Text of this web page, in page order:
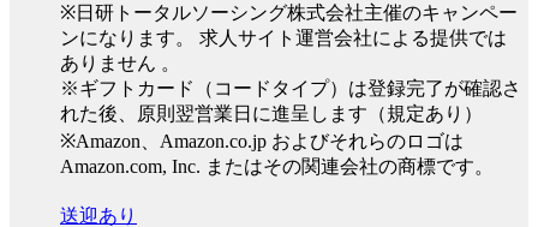
※日研トータルソーシング株式会社主催のキャンペー
ンになります。 求人サイト運営会社による提供では
ありません 。
※ギフトカード（コードタイプ）は登録完了が確認さ
れた後、原則翌営業日に進呈します（規定あり）
※Amazon、Amazon.co.jp およびそれらのロゴは
Amazon.com, Inc. またはその関連会社の商標です。
送迎あり